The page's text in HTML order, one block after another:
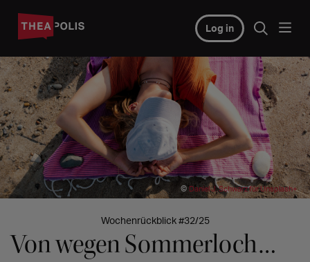
Log in
©Daniel J. Schwarz für Unsplash+
Wochenrückblick #32/25
Von wegen Sommerloch…